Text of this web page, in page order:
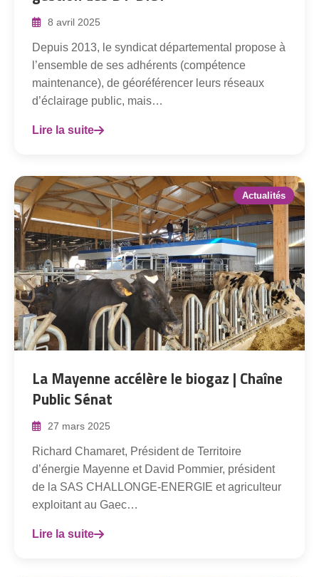
8 avril 2025
Depuis 2013, le syndicat départemental propose à
l’ensemble de ses adhérents (compétence
maintenance), de géoréférencer leurs réseaux
d’éclairage public, mais…
Lire la suite
Actualités
La Mayenne accélère le biogaz | Chaîne
Public Sénat
27 mars 2025
Richard Chamaret, Président de Territoire
d’énergie Mayenne et David Pommier, président
de la SAS CHALLONGE-ENERGIE et agriculteur
exploitant au Gaec…
Lire la suite